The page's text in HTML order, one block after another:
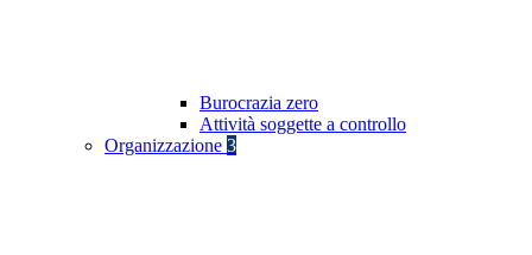
Burocrazia zero
Attività soggette a controllo
Organizzazione 3